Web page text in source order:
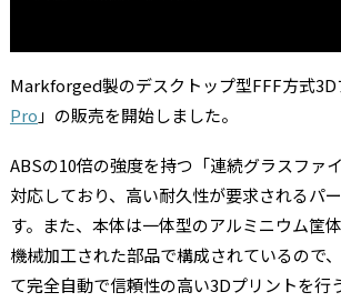
Markforged製のデスクトップ型FFF方式
Pro 」の販売を開始しました。
ABSの10倍の強度を持つ「連続グラスファ
対応しており、高い耐久性が要求されるパ
す。また、本体は一体型のアルミニウム筐
機械加工された部品で構成されているので
て完全自動で信頼性の高い3Dプリントを行